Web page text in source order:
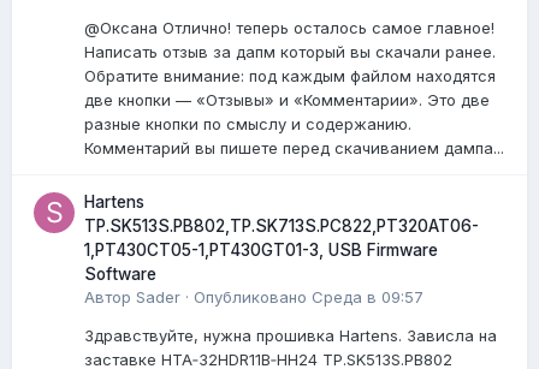
@Оксана Отлично! теперь осталось самое главное!
Написать отзыв за дапм который вы скачали ранее.
Обратите внимание: под каждым файлом находятся
две кнопки — «Отзывы» и «Комментарии». Это две
разные кнопки по смыслу и содержанию.
Комментарий вы пишете перед скачиванием дампа...
Hartens
TP.SK513S.PB802,TP.SK713S.PC822,PT320AT06-
1,PT430CT05-1,PT430GT01-3, USB Firmware
Software
Автор Sader · Опубликовано Среда в 09:57
Здравствуйте, нужна прошивка Hartens. Зависла на
заставке HTA‑32HDR11B‑HH24 TP.SK513S.PB802